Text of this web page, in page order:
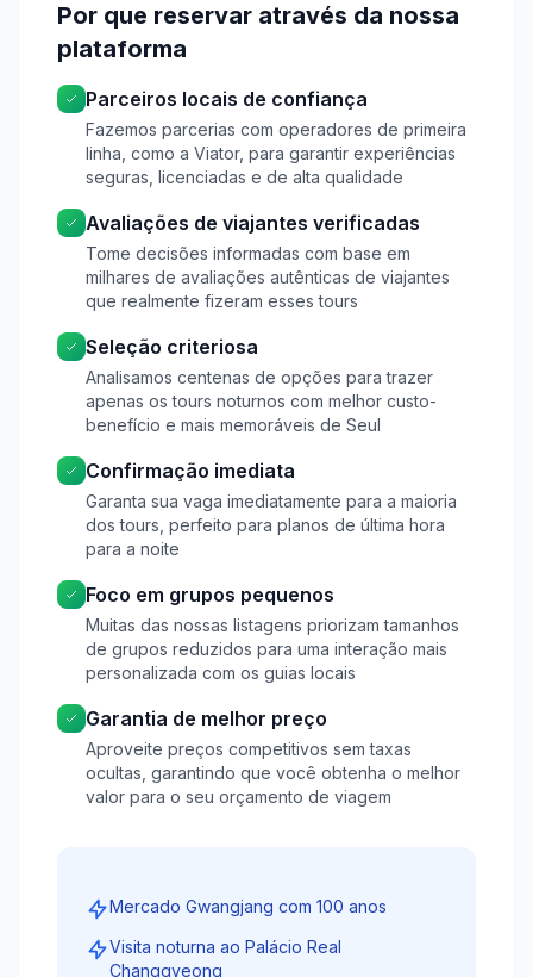
Por que reservar através da nossa
plataforma
Parceiros locais de confiança
Fazemos parcerias com operadores de primeira
linha, como a Viator, para garantir experiências
seguras, licenciadas e de alta qualidade
Avaliações de viajantes verificadas
Tome decisões informadas com base em
milhares de avaliações autênticas de viajantes
que realmente fizeram esses tours
Seleção criteriosa
Analisamos centenas de opções para trazer
apenas os tours noturnos com melhor custo-
benefício e mais memoráveis de Seul
Confirmação imediata
Garanta sua vaga imediatamente para a maioria
dos tours, perfeito para planos de última hora
para a noite
Foco em grupos pequenos
Muitas das nossas listagens priorizam tamanhos
de grupos reduzidos para uma interação mais
personalizada com os guias locais
Garantia de melhor preço
Aproveite preços competitivos sem taxas
ocultas, garantindo que você obtenha o melhor
valor para o seu orçamento de viagem
Mercado Gwangjang com 100 anos
Visita noturna ao Palácio Real
Changgyeong